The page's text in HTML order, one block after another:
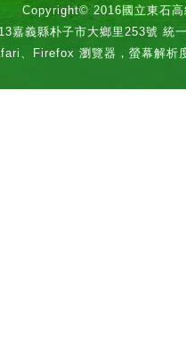
Copyright© 2016國立東石高
嘉義縣朴子市大鄉里253號 統
、Firefox 瀏覽器，螢幕解